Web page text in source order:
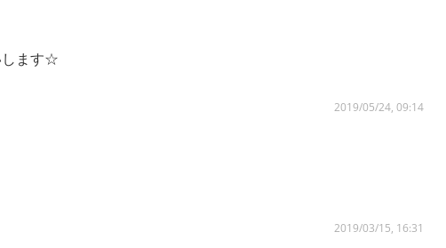
します☆
2019/05/24, 09:14
2019/03/15, 16:31